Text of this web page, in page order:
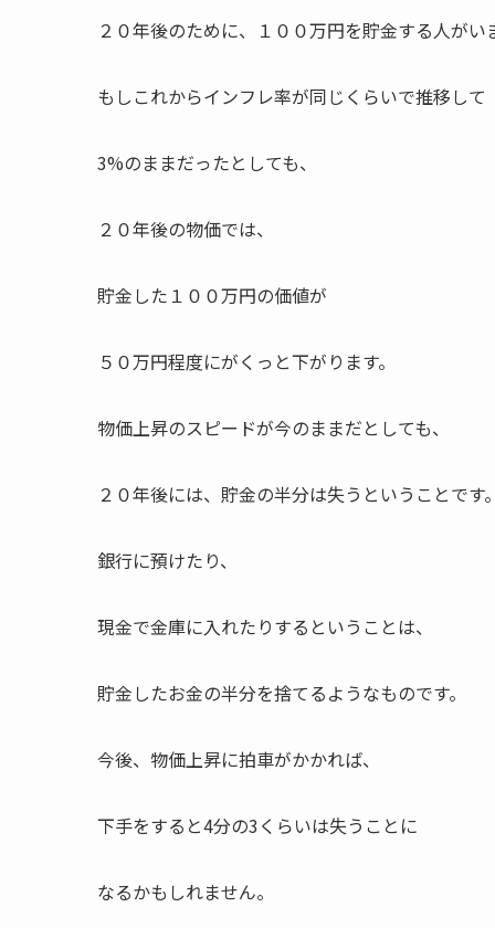
２０年後のために、１００万円を貯金する人がい
もしこれからインフレ率が同じくらいで推移して
3%のままだったとしても、
２０年後の物価では、
貯金した１００万円の価値が
５０万円程度にがくっと下がります。
物価上昇のスピードが今のままだとしても、
２０年後には、貯金の半分は失うということです
銀行に預けたり、
現金で金庫に入れたりするということは、
貯金したお金の半分を捨てるようなものです。
今後、物価上昇に拍車がかかれば、
下手をすると4分の3くらいは失うことに
なるかもしれません。